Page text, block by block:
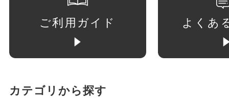
ご利用ガイド よくあ
カテゴリから探す